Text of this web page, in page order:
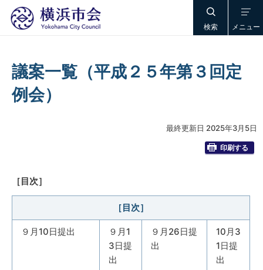
検索 メニュー
議案一覧（平成２５年第３回定
例会）
最終更新日 2025年3月5日
印刷する
［目次］
［目次］
９月10日提出
９月1
3日提
出
９月26日提
出
10月3
1日提
出